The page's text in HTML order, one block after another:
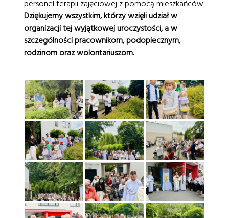
personel terapii zajęciowej z pomocą mieszkańców.
Dziękujemy wszystkim, którzy wzięli udział w
organizacji tej wyjątkowej uroczystości,a w
szczególności pracownikom, podopiecznym,
rodzinom oraz wolontariuszom.